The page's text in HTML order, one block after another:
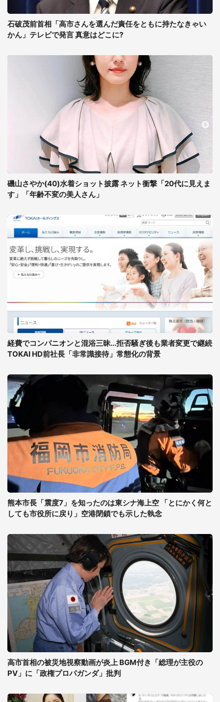
石破茂前首相「高市さんを選んだ責任をともに持たなきゃい
かん」テレビで発言 真意はどこに?
磯山さやか(40)水着ショット披露 ネット衝撃「20代に見えま
す」「年齢不変の美人さん」
経費でコンパニオンと混浴三昧...拒否騒ぎ後も業者変更で継続
TOKAI HD前社長「非常識接待」常態化の背景
熊本市長「震度7」を知ったのは東シナ海上空 「とにかく何と
しても市役所に戻り」空港閉鎖でも示した執念
高市首相の被災地視察動画が炎上 BGM付き「総理が主役の
PV」に「政権プロパガンダ」批判